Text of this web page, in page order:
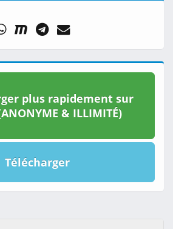
plus rapidement sur
& ILLIMITÉ)
Télécharger